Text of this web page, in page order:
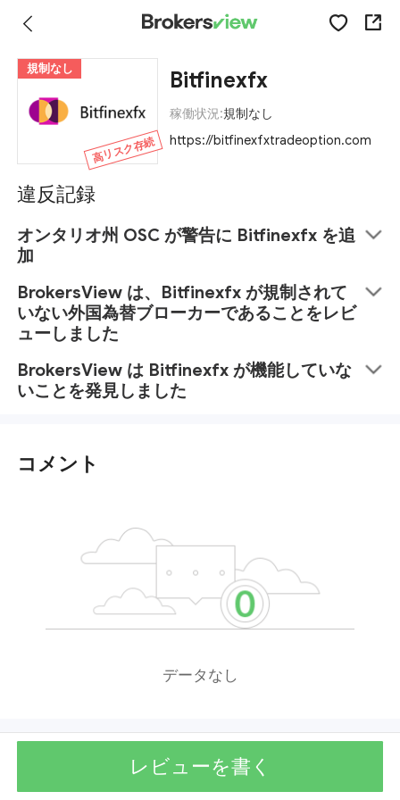
規制なし
高リスク存続
Bitfinexfx
稼働状況:規制なし
https://bitfinexfxtradeoption.com
違反記録
オンタリオ州 OSC が警告に Bitfinexfx を追
加
BrokersView は、Bitfinexfx が規制されて
いない外国為替ブローカーであることをレビ
ューしました
BrokersView は Bitfinexfx が機能していな
いことを発見しました
コメント
データなし
レビューを書く